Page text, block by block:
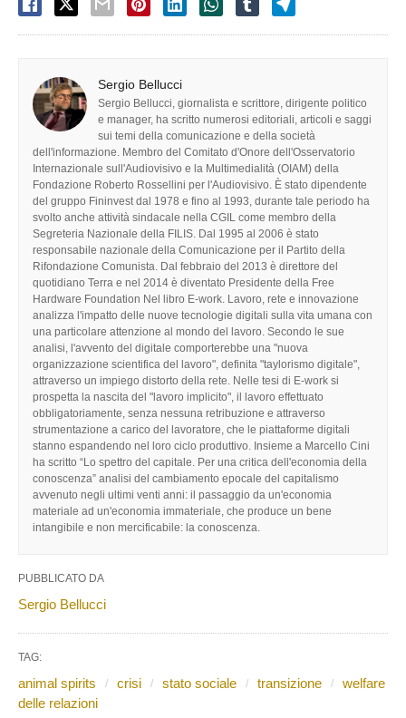
Sergio Bellucci
Sergio Bellucci, giornalista e scrittore, dirigente politico
e manager, ha scritto numerosi editoriali, articoli e saggi
sui temi della comunicazione e della società
dell'informazione. Membro del Comitato d'Onore dell'Osservatorio
Internazionale sull'Audiovisivo e la Multimedialità (OIAM) della
Fondazione Roberto Rossellini per l'Audiovisivo. È stato dipendente
del gruppo Fininvest dal 1978 e fino al 1993, durante tale periodo ha
svolto anche attività sindacale nella CGIL come membro della
Segreteria Nazionale della FILIS. Dal 1995 al 2006 è stato
responsabile nazionale della Comunicazione per il Partito della
Rifondazione Comunista. Dal febbraio del 2013 è direttore del
quotidiano Terra e nel 2014 è diventato Presidente della Free
Hardware Foundation Nel libro E-work. Lavoro, rete e innovazione
analizza l'impatto delle nuove tecnologie digitali sulla vita umana con
una particolare attenzione al mondo del lavoro. Secondo le sue
analisi, l'avvento del digitale comporterebbe una "nuova
organizzazione scientifica del lavoro", definita "taylorismo digitale",
attraverso un impiego distorto della rete. Nelle tesi di E-work si
prospetta la nascita del "lavoro implicito", il lavoro effettuato
obbligatoriamente, senza nessuna retribuzione e attraverso
strumentazione a carico del lavoratore, che le piattaforme digitali
stanno espandendo nel loro ciclo produttivo. Insieme a Marcello Cini
ha scritto “Lo spettro del capitale. Per una critica dell'economia della
conoscenza” analisi del cambiamento epocale del capitalismo
avvenuto negli ultimi venti anni: il passaggio da un'economia
materiale ad un'economia immateriale, che produce un bene
intangibile e non mercificabile: la conoscenza.
PUBBLICATO DA
Sergio Bellucci
TAG:
animal spirits crisi stato sociale transizione
welfare
delle relazioni